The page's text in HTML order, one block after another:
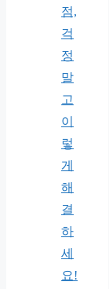
점,
걱
정
말
고
이
렇
게
해
결
하
세
요!